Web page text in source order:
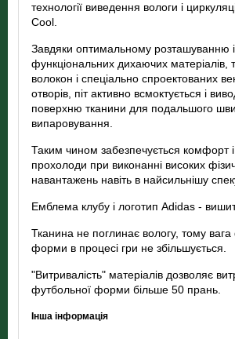
технології виведення вологи і
Cool.
Завдяки оптимальному розташуванню
функціональних дихаючих матеріалів,
волокон і спеціально спроектованих
отворів, піт активно всмоктується і
поверхню тканини для подальшого
випаровування.
Таким чином забезпечується комфорт і
прохолоди при виконанні високих
навантажень навіть в найсильнішу
Емблема клубу і логотип Adidas -
Тканина не поглинає вологу, тому
форми в процесі гри не збільшується.
"Витривалість" матеріалів дозволяє
футбольної форми більше 50 прань.
Інша інформація